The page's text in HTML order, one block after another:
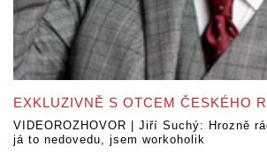
EXKLUZIVNĚ S OTCEM ČESKÉHO
VIDEOROZHOVOR | Jiří Suchý: Hrozně
já to nedovedu, jsem workoholik